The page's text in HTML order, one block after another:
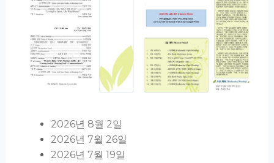
2026년 8월 2일
2026년 7월 26일
2026년 7월 19일